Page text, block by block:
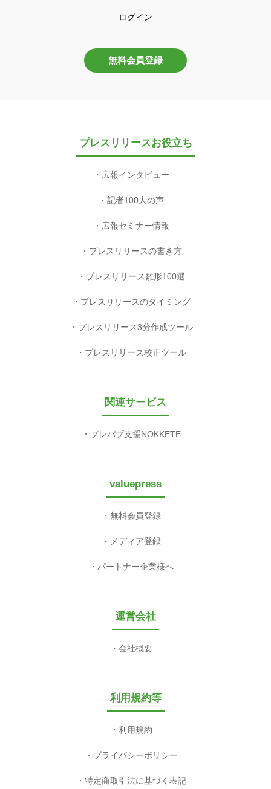
ログイン
無料会員登録
プレスリリースお役立ち
広報インタビュー
記者100人の声
広報セミナー情報
プレスリリースの書き方
プレスリリース雛形100選
プレスリリースのタイミング
プレスリリース3分作成ツール
プレスリリース校正ツール
関連サービス
プレパブ支援NOKKETE
valuepress
無料会員登録
メディア登録
パートナー企業様へ
運営会社
会社概要
利用規約等
利用規約
プライバシーポリシー
特定商取引法に基づく表記